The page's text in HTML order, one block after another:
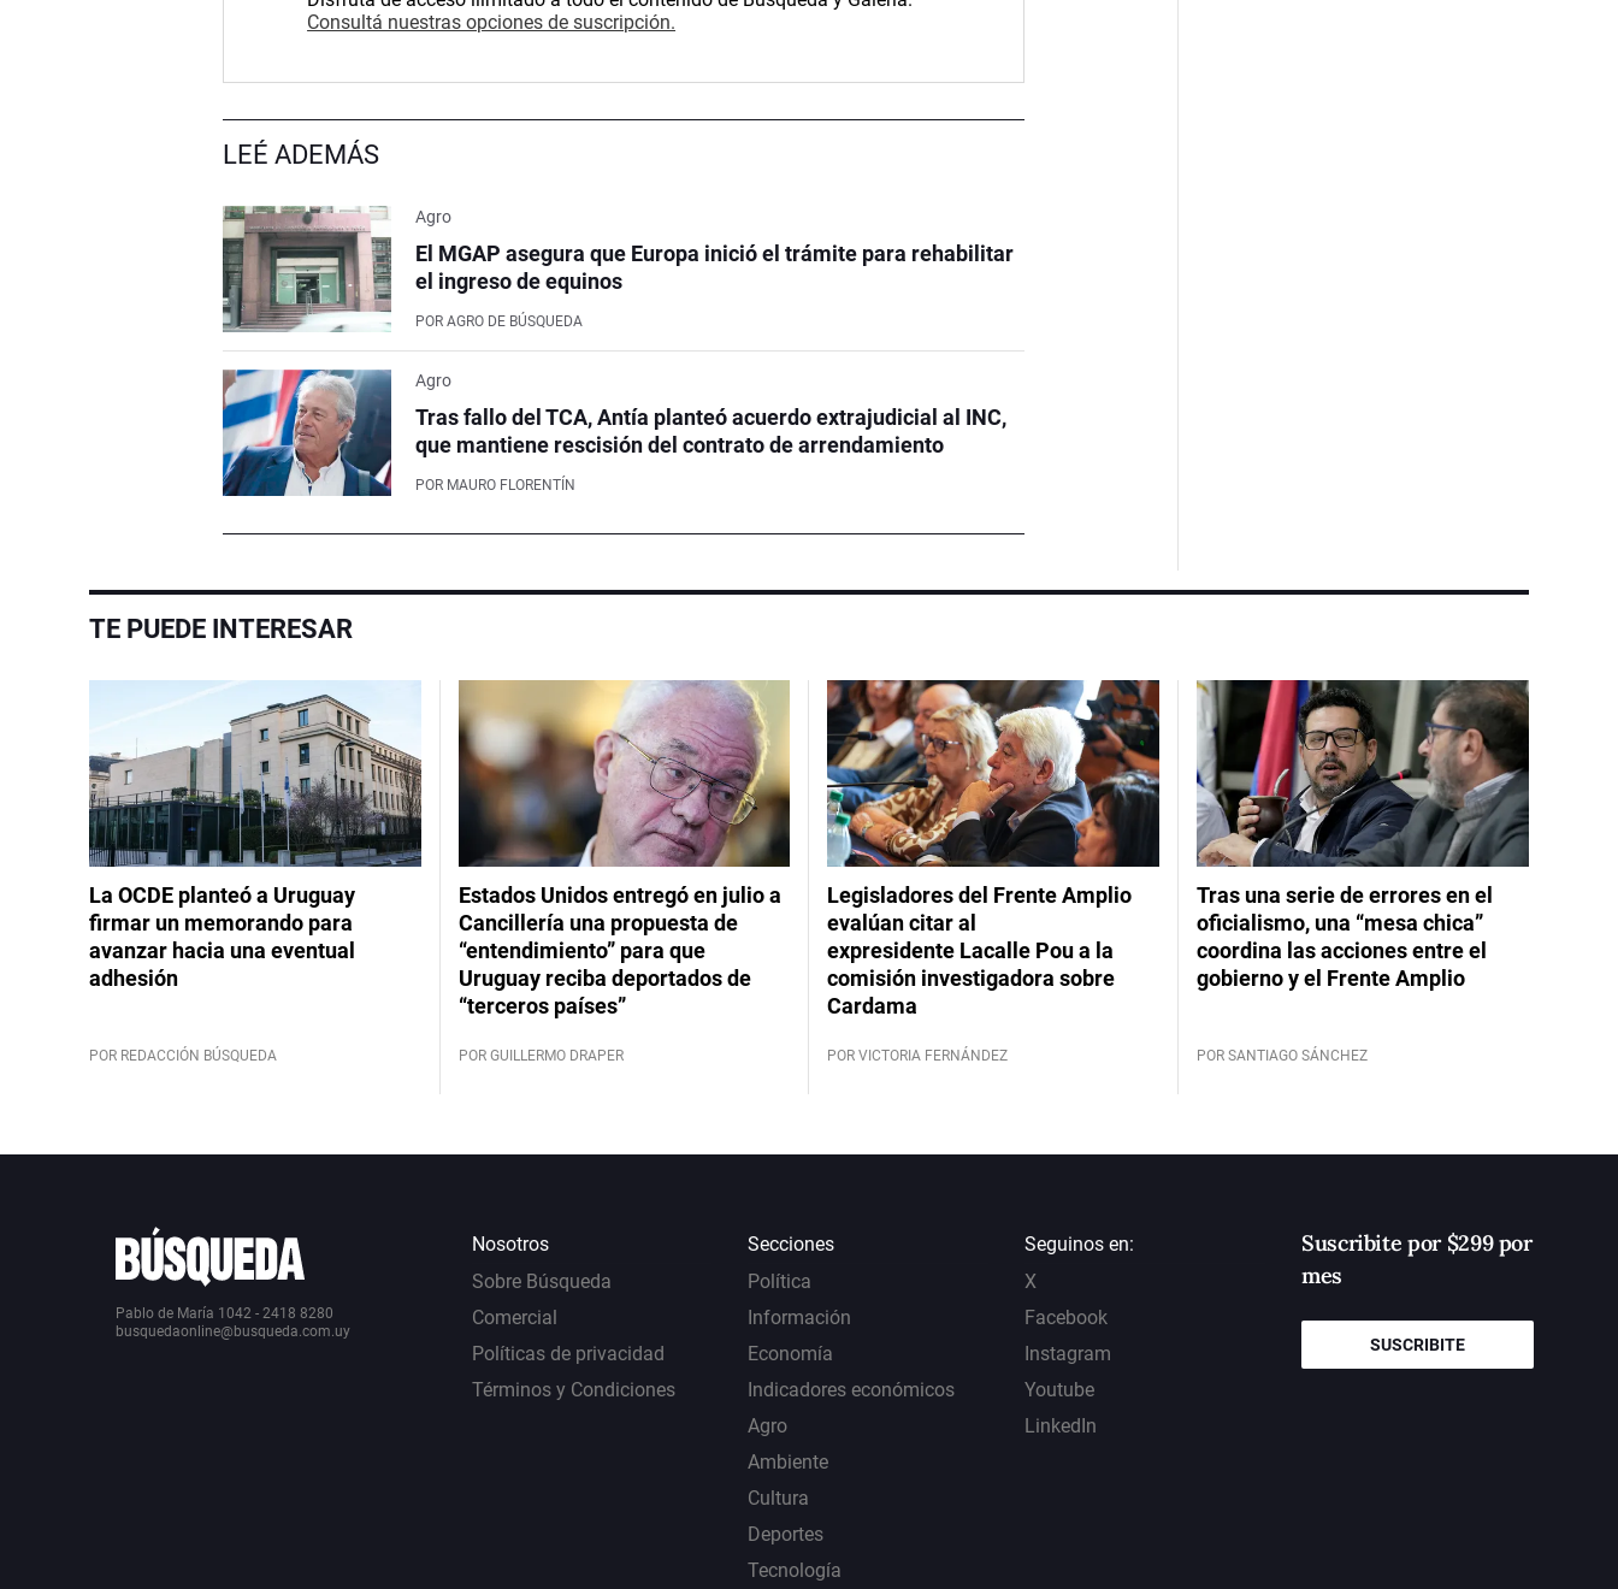
Consultá nuestras opciones de suscripción.
LEÉ ADEMÁS
Agro
El MGAP asegura que Europa inició el trámite para rehabilitar
el ingreso de equinos
POR AGRO DE BÚSQUEDA
Agro
Tras fallo del TCA, Antía planteó acuerdo extrajudicial al INC,
que mantiene rescisión del contrato de arrendamiento
POR MAURO FLORENTÍN
TE PUEDE INTERESAR
La OCDE planteó a Uruguay
firmar un memorando para
avanzar hacia una eventual
adhesión
POR REDACCIÓN BÚSQUEDA
Estados Unidos entregó en julio a
Cancillería una propuesta de
“entendimiento” para que
Uruguay reciba deportados de
“terceros países”
POR GUILLERMO DRAPER
Legisladores del Frente Amplio
evalúan citar al
expresidente Lacalle Pou a la
comisión investigadora sobre
Cardama
POR VICTORIA FERNÁNDEZ
Tras una serie de errores en el
oficialismo, una “mesa chica”
coordina las acciones entre el
gobierno y el Frente Amplio
POR SANTIAGO SÁNCHEZ
Pablo de María 1042 - 2418 8280
busquedaonline@busqueda.com.uy
Nosotros
Sobre Búsqueda
Comercial
Políticas de privacidad
Términos y Condiciones
Secciones
Política
Información
Economía
Indicadores económicos
Agro
Ambiente
Cultura
Deportes
Tecnología
Seguinos en:
X
Facebook
Instagram
Youtube
LinkedIn
Suscribite por $299 por
mes
SUSCRIBITE